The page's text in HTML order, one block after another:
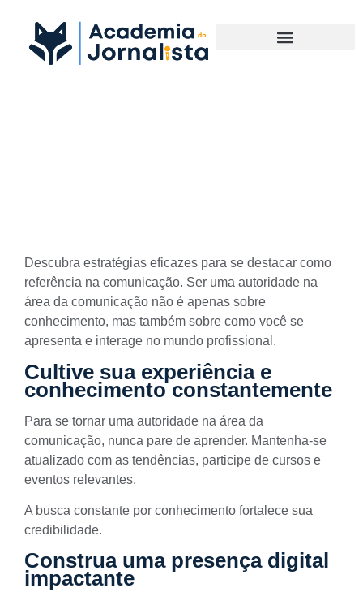
Descubra estratégias eficazes para se destacar como
referência na comunicação. Ser uma autoridade na
área da comunicação não é apenas sobre
conhecimento, mas também sobre como você se
apresenta e interage no mundo profissional.
Cultive sua experiência e
conhecimento constantemente
Para se tornar uma autoridade na área da
comunicação, nunca pare de aprender. Mantenha-se
atualizado com as tendências, participe de cursos e
eventos relevantes.
A busca constante por conhecimento fortalece sua
credibilidade.
Construa uma presença digital
impactante